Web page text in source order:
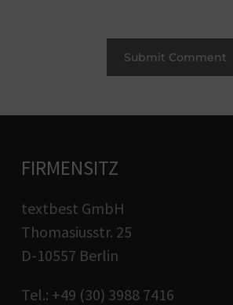
FIRMENSITZ
textbest GmbH
Thomasiusstr. 25
D-10557 Berlin
Tel.: +49 (30) 3988 7416